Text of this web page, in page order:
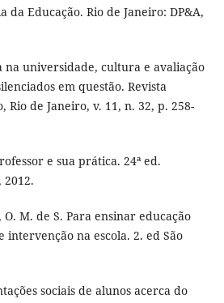
da Educação. Rio de Janeiro: DP&A,
na universidade, cultura e avaliação
em questão. Revista
Rio de Janeiro, v. 11, n. 32, p. 258-
e sua prática. 24ª ed.
2012.
O. M. de S. Para ensinar educação
intervenção na escola. 2. ed São
sociais de alunos acerca do